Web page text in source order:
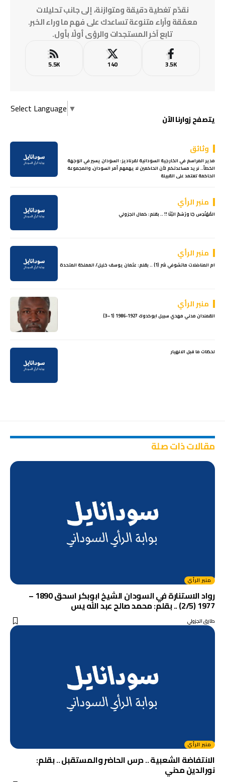
نقدّم تغطية دقيقة ومتوازنة، إلى جانب تحليلات
معمّقة وآراء متنوعة تساعدك على فهم ما وراء الخبر.
تابع آخر المستجدات والرؤى أولًا بأول.
3.5K
140
5.5K
Select Language ▼
يتصفح زوارنا الآن
وثائق
مدير المراسم في الخارجية السودانية لفرناديز: السودان يسير في الوجهة
الخطأ.. نريد مساعدتكم لأن الحاكمين لا يهمهم أمر السودان، والمجموعة
الحاكمة تعتمد على القبيلة
منبر الرأي
المُهَنْدِس جَا ورَسَمْ البُنَا !! .. بقلم: كمال الجزولي
منبر الرأي
ام المناضلات ماتشوفي شر (1) .. بقلم: عثمان يوسف خليل/ المملكة المتحدة
منبر الرأي
القمندان مدني مهدي سبيل ابوكدوك 1927-1986 (1–3)
لحظات ما قبل الانهيار
مقالات ذات صلة
منبر الرأي
رواد الاستنارة في السودان الشيخ ابوبكر اسحق 1890 –
1977 (2/5) .. بقلم: محمد صالح عبد الله يس
طارق الجزولي
منبر الرأي
الانتفاضة الشعبية .. درس الحاضر والمستقبل .. بقلم:
نورالدين مدني